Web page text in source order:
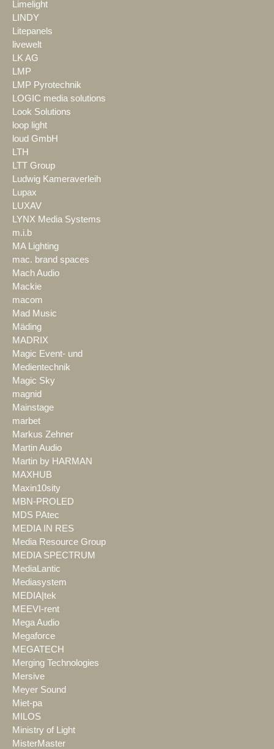
Limelight
LINDY
Litepanels
livewelt
LK AG
LMP
LMP Pyrotechnik
LOGIC media solutions
Look Solutions
loop light
loud GmbH
LTH
LTT Group
Ludwig Kameraverleih
Lupax
LUXAV
LYNX Media Systems
m.i.b
MA Lighting
mac. brand spaces
Mach Audio
Mackie
macom
Mad Music
Mäding
MADRIX
Magic Event- und
Medientechnik
Magic Sky
magnid
Mainstage
marbet
Markus Zehner
Martin Audio
Martin by HARMAN
MAXHUB
Maxin10sity
MBN-PROLED
MDS PAtec
MEDIA IN RES
Media Resource Group
MEDIA SPECTRUM
MediaLantic
Mediasystem
MEDIA|tek
MEEVI-rent
Mega Audio
Megaforce
MEGATECH
Merging Technologies
Mersive
Meyer Sound
Miet-pa
MILOS
Ministry of Light
MisterMaster